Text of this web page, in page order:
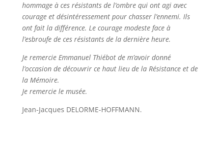
hommage à ces résistants de l’ombre qui ont agi avec
courage et désintéressement pour chasser l’ennemi. Ils
ont fait la différence. Le courage modeste face à
l’esbroufe de ces résistants de la dernière heure.
Je remercie Emmanuel Thiébot de m’avoir donné
l’occasion de découvrir ce haut lieu de la Résistance et de
la Mémoire.
Je remercie le musée.
Jean-Jacques DELORME-HOFFMANN.